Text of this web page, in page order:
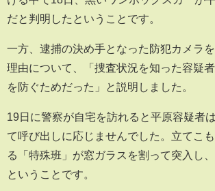
だと判明したということです。
一方、逮捕の決め手となった防犯カメラ
理由について、「捜査状況を知った容疑
を防ぐためだった」と説明しました。
19日に警察が自宅を訪れると平原容疑者
て呼び出しに応じませんでした。立てこ
る「特殊班」が窓ガラスを割って突入し
ということです。